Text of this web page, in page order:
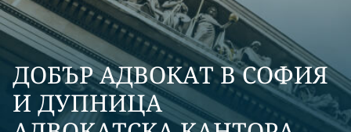
ДОБЪР АДВОКАТ В СОФИЯ
И ДУПНИЦА